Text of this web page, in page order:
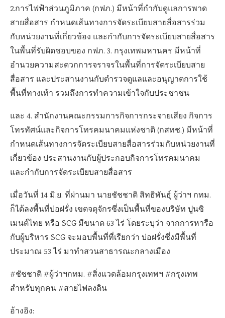
2.การไฟฟ้าส่วนภูมิภาค (กฟภ.) มีหน้าที่กำกับดูแลการพาด
สายสื่อสาร กำหนดเส้นทางการจัดระเบียบสายสื่อสารร่วม
กับหน่วยงานที่เกี่ยวข้อง และกำกับการจัดระเบียบสายสื่อสาร
ในพื้นที่รับผิดชอบของ กฟภ. 3. กรุงเทพมหานคร มีหน้าที่
อำนวยความสะดวกการจราจรในพื้นที่การจัดระเบียบสาย
สื่อสาร และประสานงานกับตำรวจดูแลและอนุญาตการใช้
พื้นที่ทางเท้า รวมถึงการทำความเข้าใจกับประชาชน
และ 4. สำนักงานคณะกรรมการกิจการกระจายเสียง กิจการ
โทรทัศน์และกิจการโทรคมนาคมแห่งชาติ (กสทช.) มีหน้าที่
กำหนดเส้นทางการจัดระเบียบสายสื่อสารร่วมกับหน่วยงานที่
เกี่ยวข้อง ประสานงานกับผู้ประกอบกิจการโทรคมนาคม
และกำกับการจัดระเบียบสายสื่อสาร
เมื่อวันที่ 14 มิ.ย. ที่ผ่านมา นายชัชชาติ สิทธิพันธุ์ ผู้ว่าฯ กทม.
ก็ได้ลงพื้นที่บ่อฝรั่ง เขตจตุจักรซึ่งเป็นพื้นที่ของบริษัท ปูนซิ
เมนต์ไทย หรือ SCG มีขนาด 63 ไร่ โดยระบุว่า จากการหารือ
กับผู้บริหาร SCG จะมอบพื้นที่ที่เรียกว่า บ่อฝรั่งซึ่งมีพื้นที่
ประมาณ 53 ไร่ มาทำสวนสาธารณะกลางเมือง
#ชัชชาติ #ผู้ว่าฯกทม. #สิ่งแวดล้อมกรุงเทพฯ #กรุงเทพ
สำหรับทุกคน #สายไฟลงดิน
อ้างอิง: